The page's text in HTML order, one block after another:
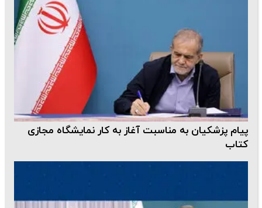
پیام پزشکیان به مناسبت آغاز به کار نمایشگاه مجازی
کتاب